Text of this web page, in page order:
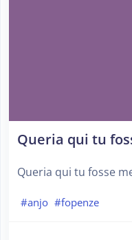
Queria qui tu
Queria qui tu fosse
#anjo #fopenze